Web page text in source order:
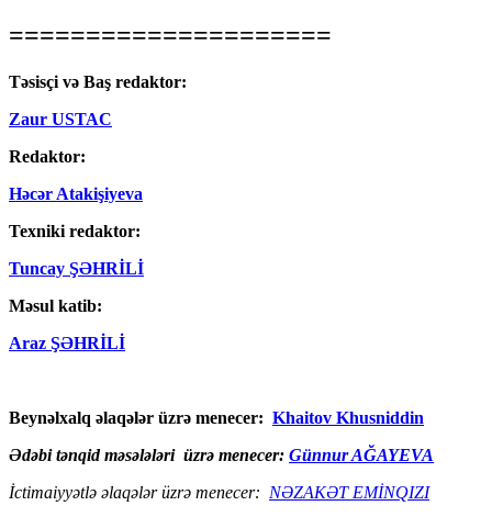
=====================
Təsisçi və Baş redaktor:
Zaur USTAC
Redaktor:
Həcər Atakişiyeva
Texniki redaktor:
Tuncay ŞƏHRİLİ
Məsul katib:
Araz ŞƏHRİLİ
Beynəlxalq əlaqələr üzrə menecer: Khaitov Khusniddin
Ədəbi tənqid məsələləri üzrə menecer: Günnur AĞAYEVA
İctimaiyyətlə əlaqələr üzrə menecer: NƏZAKƏT EMİNQIZI